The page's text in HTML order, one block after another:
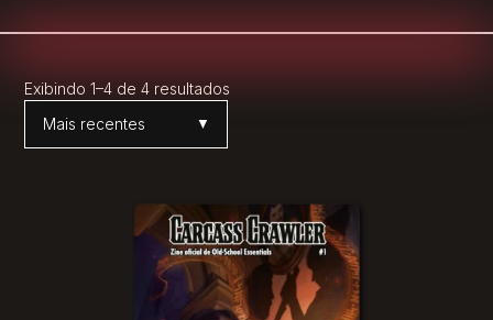
Exibindo 1–4 de 4 resultados
Ordenar por